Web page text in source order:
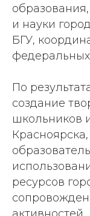
и науки
БГУ,
федеральных
По
создание
школьников
ресурсов